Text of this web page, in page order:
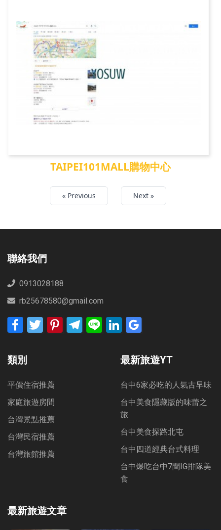
TAIPEI101MALL購物中...
TAIPEI101MALL購物中心
« Previous Next »
聯絡我們
0913028188
rb25678580@gmail.com
FacebookTwitter PinterestTelegram
Line LinkedIn
類別
平價住宿推薦
家庭旅遊房間
台灣景點推薦
台灣民宿推薦
台灣旅館推薦
最新旅遊文章
最新旅遊YT
台中6家必吃的人氣古早味
台中美食隱藏版的味蕾之
旅
台中美食探路北屯
台中四道經典台式料理
台中爆吃台中7間IG排隊美
食